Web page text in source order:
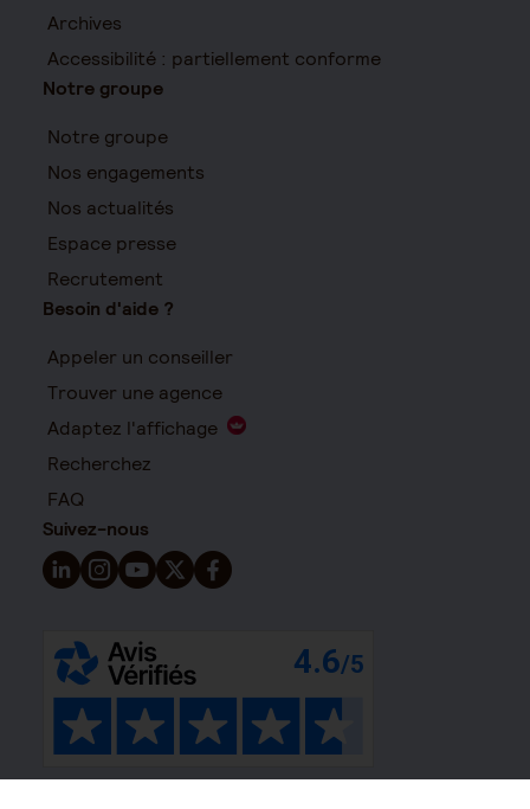
Archives
Accessibilité : partiellement conforme
Notre groupe
Notre groupe
Nos engagements
Nos actualités
Espace presse
Recrutement
Besoin d'aide ?
Appeler un conseiller
Trouver une agence
Adaptez l'affichage
Recherchez
FAQ
Suivez-nous
Suivez-nous sur LinkedIn - Nouvelle fenêtre
Suivez-nous sur Instagram - Nouvelle fenêtre
Suivez-nous sur YouTube - Nouvelle fenêtre
Suivez-nous sur X - Nouvelle fenêtre
Suivez-nous sur Facebook - Nouvelle